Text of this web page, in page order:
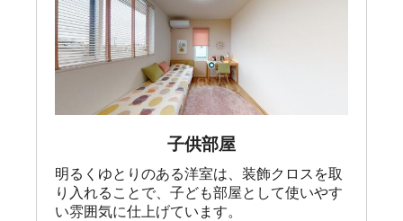
子供部屋
明るくゆとりのある洋室は、装飾クロスを取
り入れることで、子ども部屋として使いやす
い雰囲気に仕上げています。